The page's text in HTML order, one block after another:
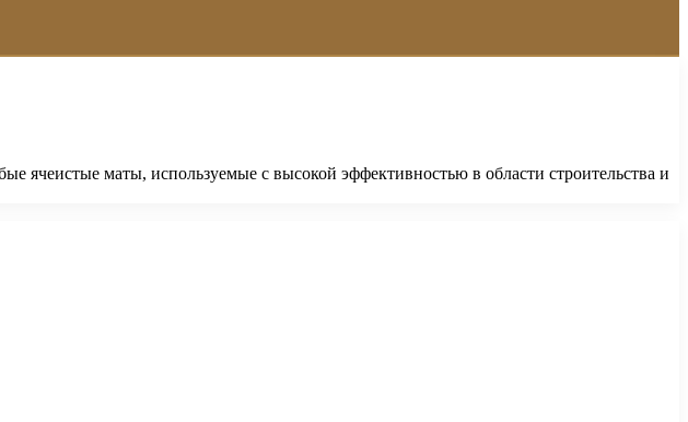
ячеистые маты, используемые с высокой эффективностью в области строительства и